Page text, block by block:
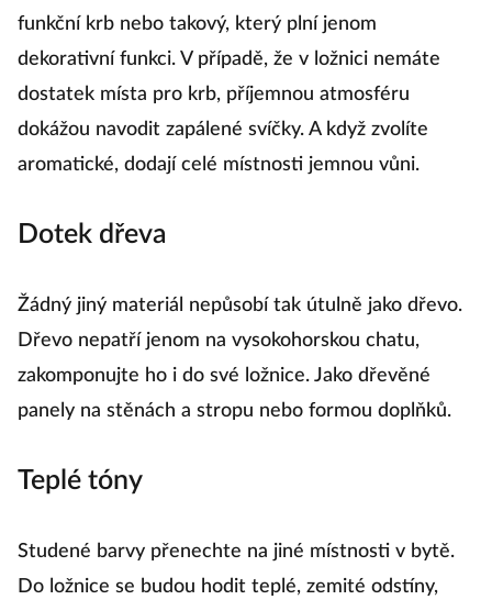
funkční krb nebo takový, který plní jenom
dekorativní funkci. V případě, že v ložnici nemáte
dostatek místa pro krb, příjemnou atmosféru
dokážou navodit zapálené svíčky. A když zvolíte
aromatické, dodají celé místnosti jemnou vůni.
Dotek dřeva
Žádný jiný materiál nepůsobí tak útulně jako dřevo.
Dřevo nepatří jenom na vysokohorskou chatu,
zakomponujte ho i do své ložnice. Jako dřevěné
panely na stěnách a stropu nebo formou doplňků.
Teplé tóny
Studené barvy přenechte na jiné místnosti v bytě.
Do ložnice se budou hodit teplé, zemité odstíny,